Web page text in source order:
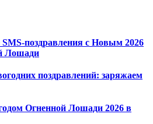
поздравления с Новым 2026
Лошади
поздравлений: заряжаем
Огненной Лошади 2026 в